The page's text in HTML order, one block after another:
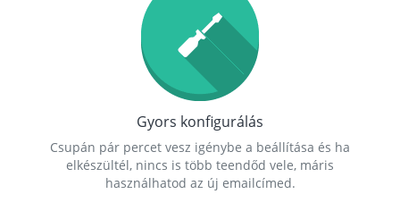
Gyors konfigurálás
Csupán pár percet vesz igénybe a beállítása és ha
elkészültél, nincs is több teendőd vele, máris
használhatod az új emailcímed.